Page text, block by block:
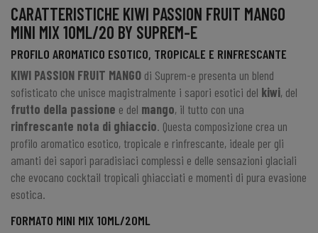
CARATTERISTICHE KIWI PASSION FRUIT MANGO
MINI MIX 10ML/20 BY SUPREM-E
PROFILO AROMATICO ESOTICO, TROPICALE E RINFRESCANTE
KIWI PASSION FRUIT MANGO di Suprem-e presenta un blend
sofisticato che unisce magistralmente i sapori esotici del kiwi, del
frutto della passione e del mango, il tutto con una
rinfrescante nota di ghiaccio. Questa composizione crea un
profilo aromatico esotico, tropicale e rinfrescante, ideale per gli
amanti dei sapori paradisiaci complessi e delle sensazioni glaciali
che evocano cocktail tropicali ghiacciati e momenti di pura evasione
esotica.
FORMATO MINI MIX 10ML/20ML